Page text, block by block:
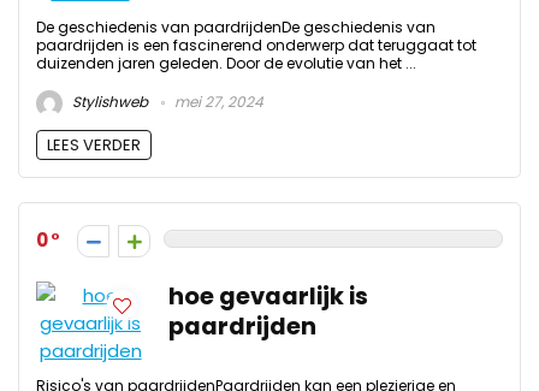
De geschiedenis van paardrijdenDe geschiedenis van
paardrijden is een fascinerend onderwerp dat teruggaat tot
duizenden jaren geleden. Door de evolutie van het ...
Stylishweb
mei 27, 2024
LEES VERDER
0
hoe gevaarlijk is
paardrijden
Risico's van paardrijdenPaardrijden kan een plezierige en